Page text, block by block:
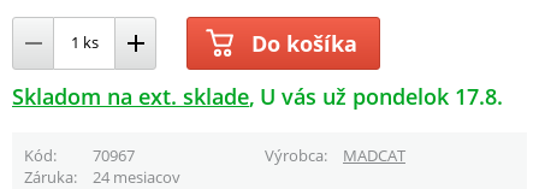
Do košíka
Skladom na ext. sklade U vás už pondelok 17.8.
Kód 70967 Výrobca
MADCAT
Záruka
24 mesiacov